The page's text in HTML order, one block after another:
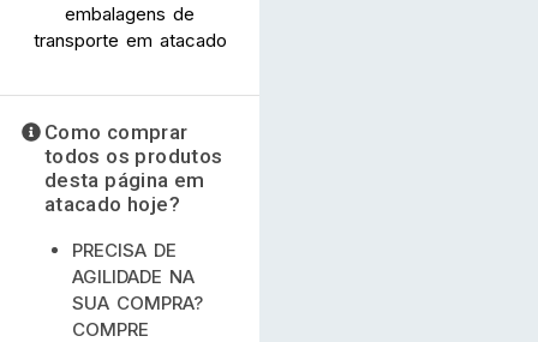
embalagens de
transporte em atacado
Como comprar
todos os produtos
desta página em
atacado hoje?
PRECISA DE
AGILIDADE NA
SUA COMPRA?
COMPRE